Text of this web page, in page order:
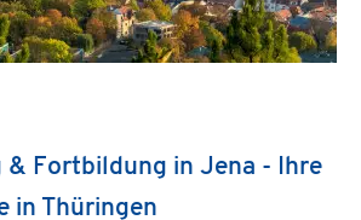
& Fortbildung in Jena - Ihre
in Thüringen